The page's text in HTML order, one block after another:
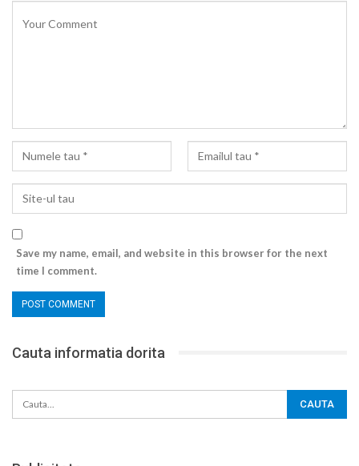
Save my name, email, and website in this browser for the next
time I comment.
Cauta informatia dorita